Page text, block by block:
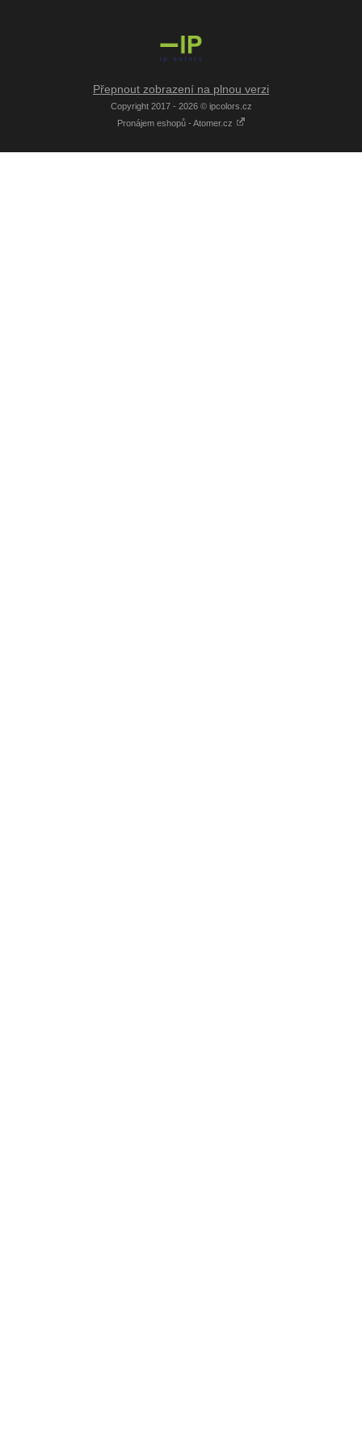
Přepnout zobrazení na plnou verzi
Copyright 2017 - 2026 © ipcolors.cz
Pronájem eshopů - Atomer.cz